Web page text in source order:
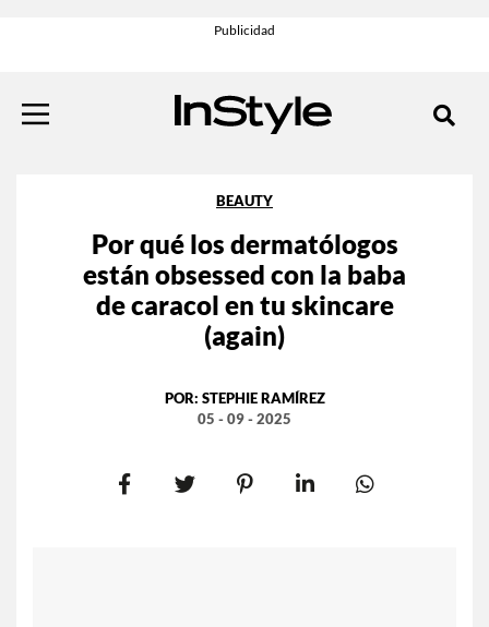
BEAUTY
Por qué los dermatólogos
están obsessed con la baba
de caracol en tu skincare
(again)
POR: STEPHIE RAMÍREZ
05 - 09 - 2025